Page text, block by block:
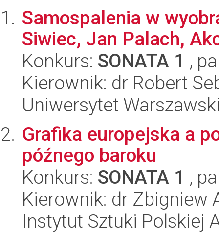
Samospalenia w
Siwiec, Jan Palach,
Konkurs: SONATA 1 ,
Kierownik: dr Robert
Uniwersytet
Grafika europejska a
późnego baroku
Konkurs: SONATA 1 ,
Kierownik: dr Zbigniew
Instytut Sztuki Polskiej